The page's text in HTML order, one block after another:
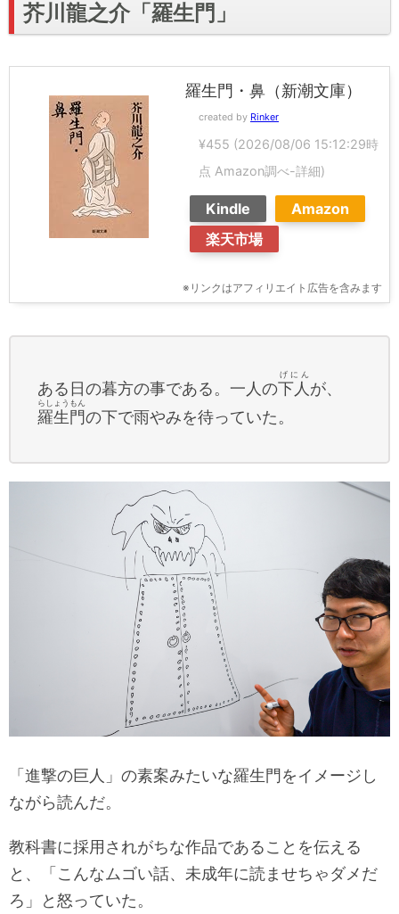
芥川龍之介「羅生門」
羅生門・鼻（新潮文庫）
created by Rinker
¥455 (2026/08/06 15:12:29時
点 Amazon調べ-詳細)
Kindle
Amazon
楽天市場
※リンクはアフィリエイト広告を含みます
ある日の暮方の事である。一人の下人
げにん
が、
羅生門
らしょうもん
の下で雨やみを待っていた。
「進撃の巨人」の素案みたいな羅生門をイメージし
ながら読んだ。
教科書に採用されがちな作品であることを伝える
と、「こんなムゴい話、未成年に読ませちゃダメだ
ろ」と怒っていた。